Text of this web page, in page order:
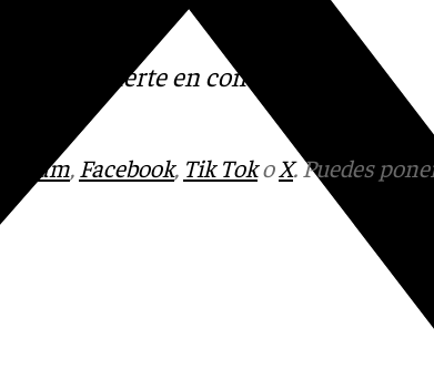
. Puedes ponerte en contacto
, Facebook, Tik TokoX. Puedes